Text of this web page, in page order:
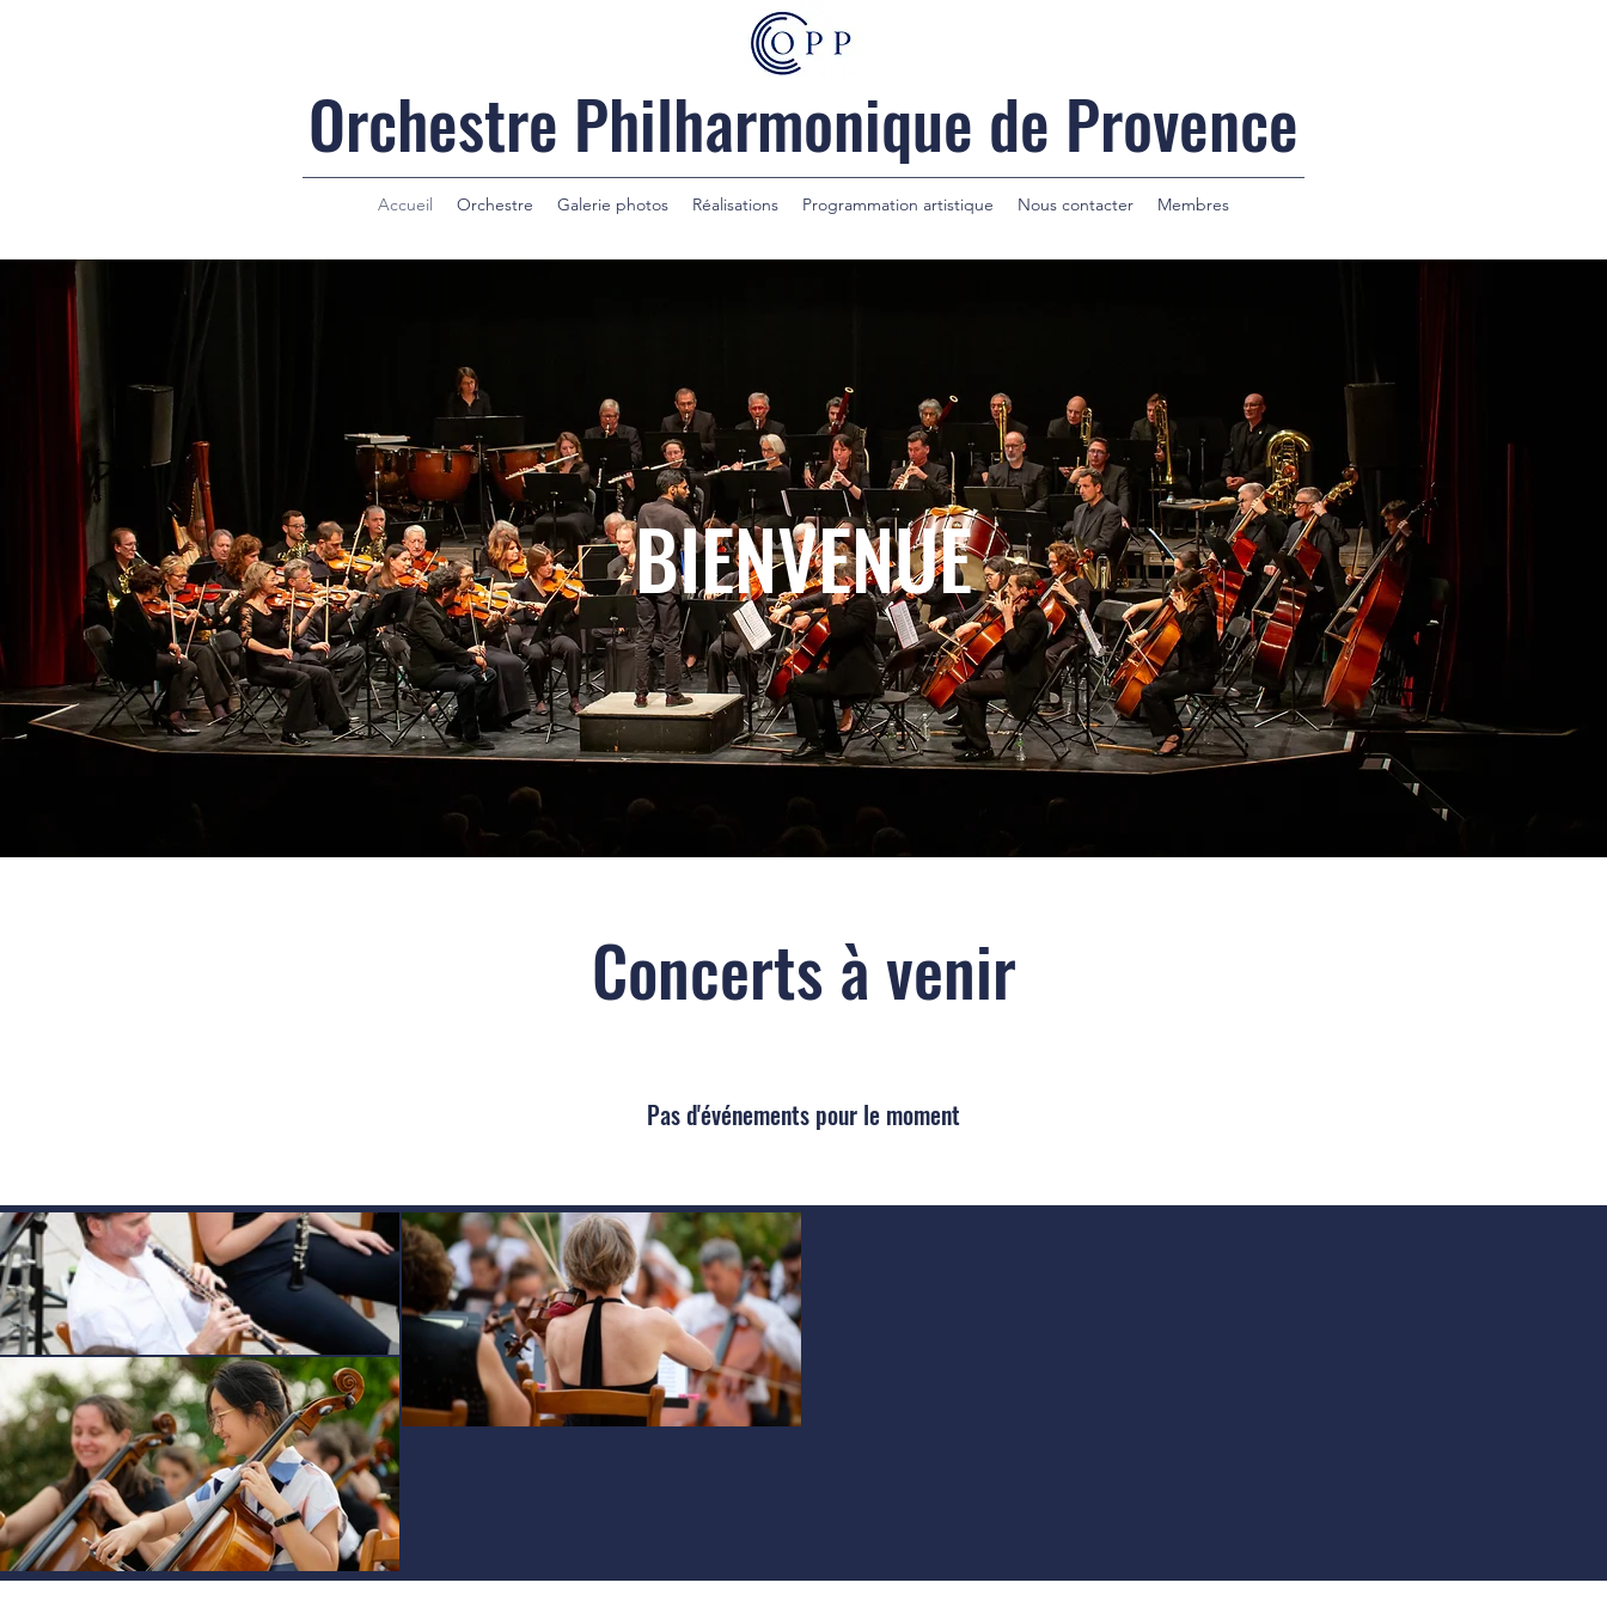
Orchestre Philharmonique de Provence
Accueil Orchestre Galerie photos Réalisations Programmation artistique Nous contacter Membres
BIENVENUE
Concerts à venir
Pas d'événements pour le moment